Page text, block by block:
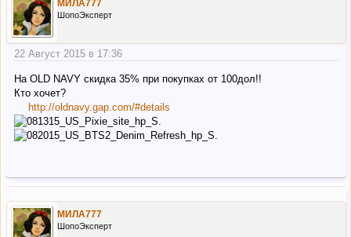
МИЛА777
ШопоЭксперт
22 Август 2015 в 17:36
На OLD NAVY скидка 35% при покупках от 100дол!!
Кто хочет?
http://oldnavy.gap.com/#details
МИЛА777
ШопоЭксперт